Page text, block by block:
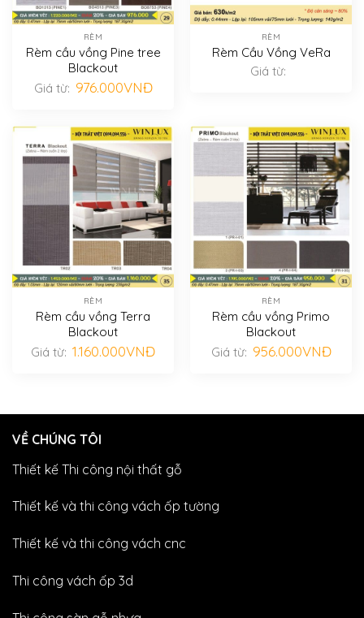
RÈM
Rèm cầu vồng Pine tree
Blackout
Giá từ: 976.000VNĐ
RÈM
Rèm Cầu Vồng VeRa
Giá từ:
RÈM
Rèm cầu vồng Terra
Blackout
Giá từ: 1.160.000VNĐ
RÈM
Rèm cầu vồng Primo
Blackout
Giá từ: 956.000VNĐ
VỀ CHÚNG TÔI
Thiết kế Thi công nội thất gỗ
Thiết kế và thi công vách ốp tường
Thiết kế và thi công vách cnc
Thi công vách ốp 3d